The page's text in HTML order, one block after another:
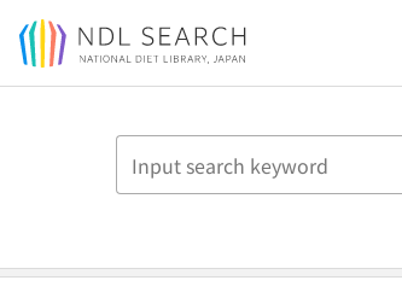
Jump to main content